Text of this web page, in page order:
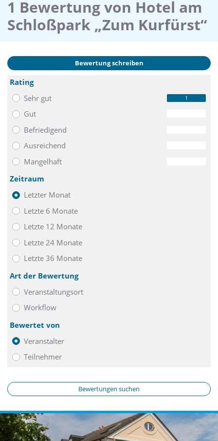
1 Bewertung von Hotel am
Schloßpark „Zum Kurfürst“
Bewertung schreiben
Rating
Sehr gut
1
Gut
Befriedigend
Ausreichend
Mangelhaft
Zeitraum
Letzter Monat
Letzte 6 Monate
Letzte 12 Monate
Letzte 24 Monate
Letzte 36 Monate
Art der Bewertung
Veranstaltungsort
Workflow
Bewertet von
Veranstalter
Teilnehmer
Bewertungen suchen